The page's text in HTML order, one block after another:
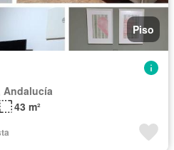
Piso
Andalucía
43 m²